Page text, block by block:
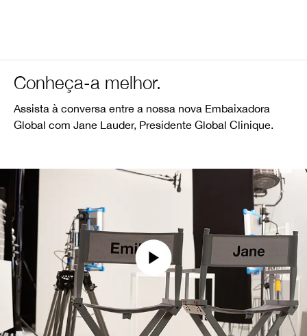
Conheça-a melhor.
Assista à conversa entre a nossa nova Embaixadora
Global com Jane Lauder, Presidente Global Clinique.